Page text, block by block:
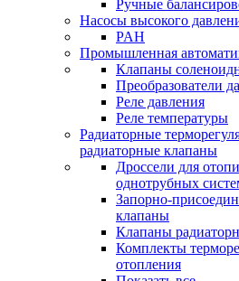
Ручные
Насосы высокого
PAH
Промышленная
Клапаны
Преобразователи
Реле давления
Реле температуры
Радиаторные
радиаторные клапаны
Дроссели для
однотрубных
Запорно-
клапаны
Клапаны
Комплекты
отопления